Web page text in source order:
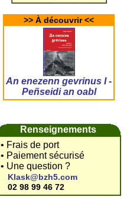
>> À découvrir <<
An enezenn gevrinus I -
Peñseidi an oabl
Renseignements
• Frais de port
• Paiement sécurisé
• Une question ?
Klask@bzh5.com
02 98 99 46 72